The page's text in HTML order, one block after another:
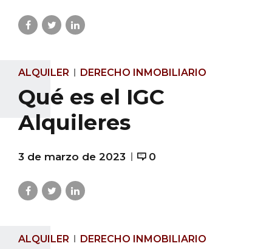
ALQUILER DERECHO INMOBILIARIO
Qué es el IGC
Alquileres
3 de marzo de 2023 0
ALQUILER DERECHO INMOBILIARIO